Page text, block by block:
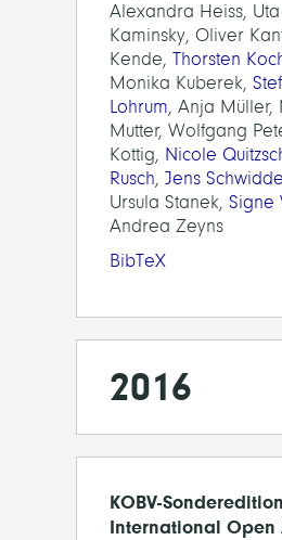
Alexandra Heiss, Uta
Kaminsky, Oliver
Kende, Thorsten
Monika Kuberek,
Lohrum, Anja Müller,
Mutter, Wolfgang
Kottig, Nicole
Rusch, Jens
Ursula Stanek, Signe
Andrea Zeyns
BibTeX
2016
KOBV-
International Open